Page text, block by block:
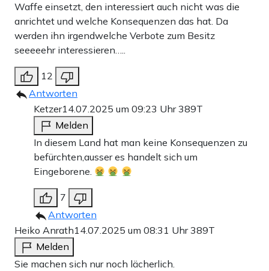
Waffe einsetzt, den interessiert auch nicht was die
anrichtet und welche Konsequenzen das hat. Da
werden ihn irgendwelche Verbote zum Besitz
seeeeehr interessieren…..
12
Antworten
Ketzer14.07.2025 um 09:23 Uhr389T
Melden
In diesem Land hat man keine Konsequenzen zu
befürchten,ausser es handelt sich um
Eingeborene.
7
Antworten
Heiko Anrath14.07.2025 um 08:31 Uhr389T
Melden
Sie machen sich nur noch lächerlich.